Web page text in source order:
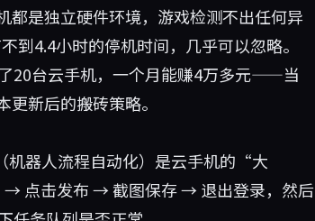
是独立硬件环境，游戏检测不出任何异
到4.4小时的停机时间，几乎可以忽略。
20台云手机，一个月能赚4万多元——当
新后的搬砖策略。
机器人流程自动化）是云手机的“大
点击发布 → 截图保存 → 退出登录，然后